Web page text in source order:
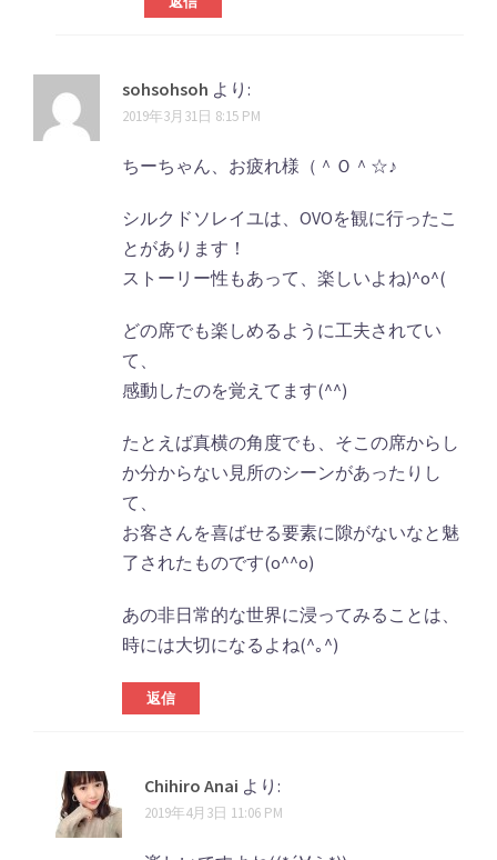
sohsohsoh より:
2019年3月31日 8:15 PM
ちーちゃん、お疲れ様（＾Ｏ＾☆♪
シルクドソレイユは、OVOを観に行ったこ
とがあります！
ストーリー性もあって、楽しいよね)^o^(
どの席でも楽しめるように工夫されてい
て、
感動したのを覚えてます(^^)
たとえば真横の角度でも、そこの席からし
か分からない見所のシーンがあったりし
て、
お客さんを喜ばせる要素に隙がないなと魅
了されたものです(o^^o)
あの非日常的な世界に浸ってみることは、
時には大切になるよね(^｡^)
返信
Chihiro Anai より:
2019年4月3日 11:06 PM